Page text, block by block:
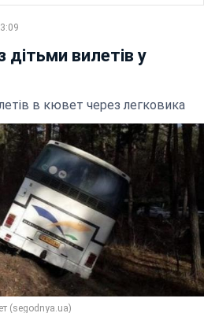
дітьми вилетів у
в кювет через легковика
(segodnya.ua)